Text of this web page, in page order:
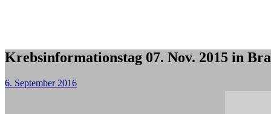
Krebsinformationstag 07. Nov. 2015 in
6. September 2016